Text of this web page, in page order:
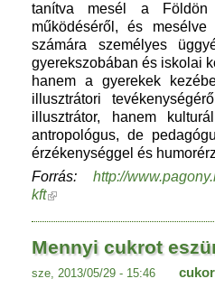
tanítva mesél a Földön
működéséről, és
számára személyes
gyerekszobában és iskolai
hanem a gyerekek
illusztrátori
illusztrátor, hanem
antropológus, de
érzékenységgel és
Forrás: http://
kft
Mennyi cukrot
sze, 2013/05/29 - 15:46 cukor